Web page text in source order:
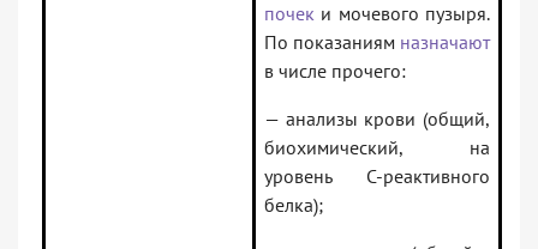
почек и мочевого пузыря.
По показаниям назначают
в числе прочего:
— анализы крови (общий,
биохимический, на
уровень C-реактивного
белка);